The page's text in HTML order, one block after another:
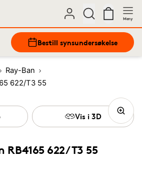
Meny
Bestill synsundersøkelse
Ray-Ban
622/T3 55
RB4165 622/T3 55
Vis i 3D